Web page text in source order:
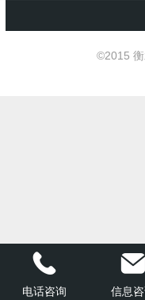
©2015
电话咨询 信息